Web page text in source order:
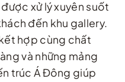
xử lý xuyên suốt
đến khu gallery.
hợp cùng chất
và những mảng
trúc Á Đông giúp